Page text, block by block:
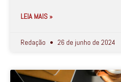
LEIA MAIS »
Redação 26 de junho de 2024